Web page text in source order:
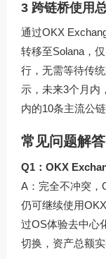
3 跨链桥使用
通过OKX
转移至Solana，
行，无需等待传
示，未来3个月内
内的10条主流公
常见问题解答
Q1：OKX
A：完全不冲突，
仍可继续使用
过OS体验去中心
切换，资产总额实